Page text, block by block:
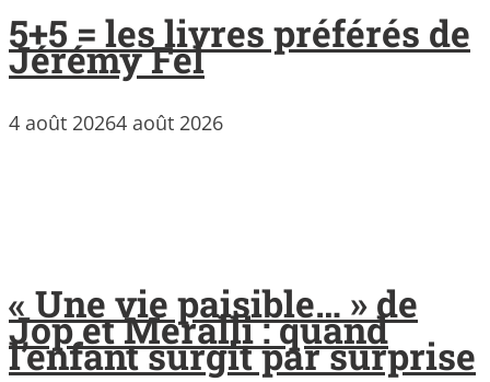
5+5 = les livres préférés de
Jérémy Fel
4 août 20264 août 2026
« Une vie paisible… » de
Jop et Meralli : quand
l’enfant surgit par surprise